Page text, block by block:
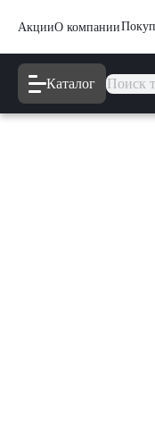
АкцииО компании
Каталог